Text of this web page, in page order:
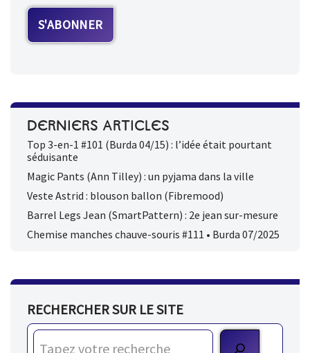
DERNIERS ARTICLES
Top 3-en-1 #101 (Burda 04/15) : l’idée était pourtant
séduisante
Magic Pants (Ann Tilley) : un pyjama dans la ville
Veste Astrid : blouson ballon (Fibremood)
Barrel Legs Jean (SmartPattern) : 2e jean sur-mesure
Chemise manches chauve-souris #111 • Burda 07/2025
RECHERCHER SUR LE SITE